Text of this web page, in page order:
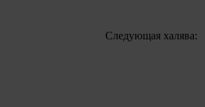
Следующая халява: